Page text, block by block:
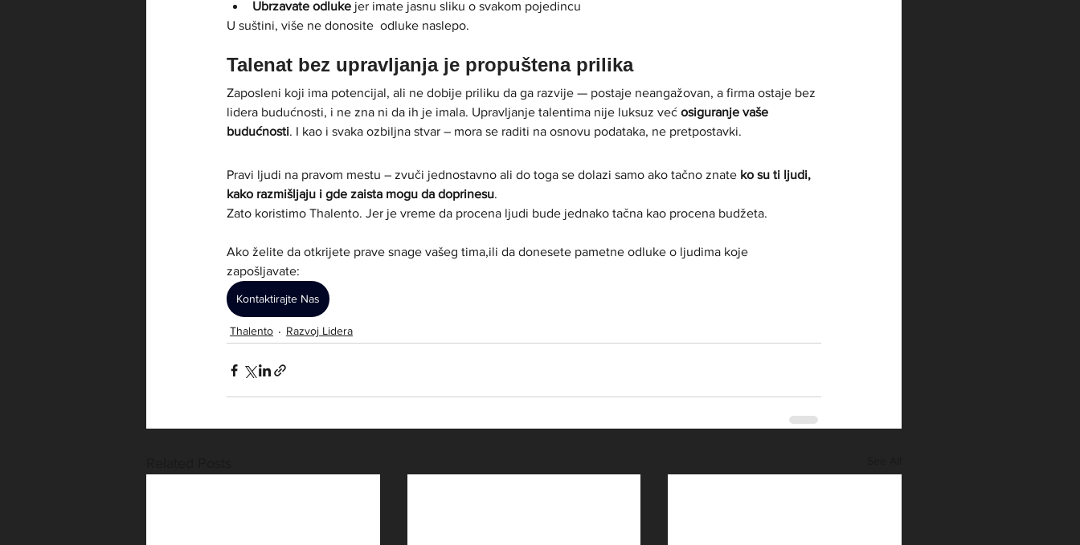
Ubrzavate odluke jer imate jasnu sliku o svakom pojedincu
U suštini, više ne donosite  odluke naslepo.
Talenat bez upravljanja je propuštena prilika
Zaposleni koji ima potencijal, ali ne dobije priliku da ga razvije — postaje neangažovan, a firma ostaje bez
lidera budućnosti, i ne zna ni da ih je imala. Upravljanje talentima nije luksuz već osiguranje vaše
budućnosti. I kao i svaka ozbiljna stvar – mora se raditi na osnovu podataka, ne pretpostavki.
Pravi ljudi na pravom mestu – zvuči jednostavno ali do toga se dolazi samo ako tačno znate ko su ti ljudi,
kako razmišljaju i gde zaista mogu da doprinesu.
Zato koristimo Thalento. Jer je vreme da procena ljudi bude jednako tačna kao procena budžeta.
Ako želite da otkrijete prave snage vašeg tima,ili da donesete pametne odluke o ljudima koje
zapošljavate:
Kontaktirajte Nas
Thalento Razvoj Lidera